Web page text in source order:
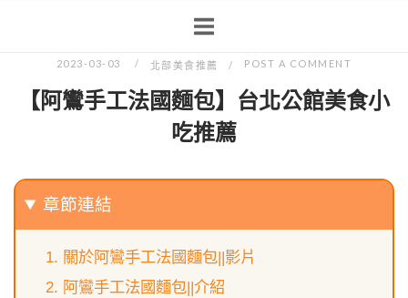
2023-03-03 北部美食推薦 POST A COMMENT
【阿鸞手工法國麵包】台北公館美食小
吃推薦
章節連結
關於阿鸞手工法國麵包||影片
阿鸞手工法國麵包||介紹